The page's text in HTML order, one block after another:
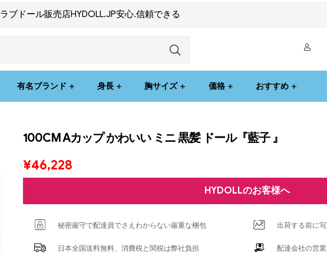
ラブドール販売店HYDOLL.JP安心.信頼できる
有名ブランド 身長 胸サイズ 価格 おすすめ
100CM Aカップ かわいい ミニ 黒髪 ドール『藍子 』
¥46,228
HYDOLLのお客様へ
秘密厳守で配達員でさえわからない厳重な梱包 出荷する前に
日本全国送料無料、消費税と関税は弊社負担 配達会社の営